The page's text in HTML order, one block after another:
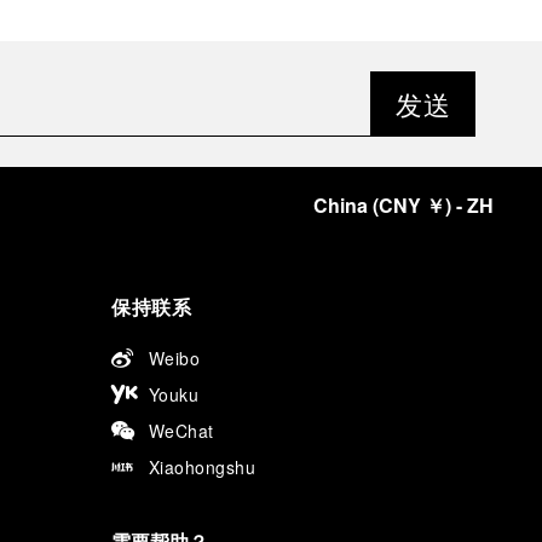
发送
China(CNY ￥)- ZH
保持联系
Weibo
Youku
WeChat
Xiaohongshu